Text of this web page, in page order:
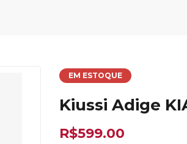
EM ESTOQUE
Kiussi Adige
R$599.00